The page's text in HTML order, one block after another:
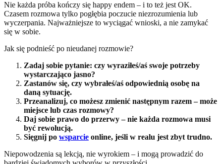
Nie każda próba kończy się happy endem – i to też jest OK.
Czasem rozmowa tylko pogłębia poczucie niezrozumienia lub
wyczerpania. Najważniejsze to wyciągać wnioski, a nie zamykać
się w sobie.
Jak się podnieść po nieudanej rozmowie?
Zadaj sobie pytanie: czy wyraziłeś/aś swoje potrzeby
wystarczająco jasno?
Zastanów się, czy wybrałeś/aś odpowiednią osobę na
daną sytuację.
Przeanalizuj, co możesz zmienić następnym razem – może
miejsce lub czas rozmowy?
Daj sobie prawo do przerwy – nie każda rozmowa musi
być rewolucją.
Sięgnij po wsparcie online, jeśli w realu jest zbyt trudno.
Niepowodzenia są lekcją, nie wyrokiem – i mogą prowadzić do